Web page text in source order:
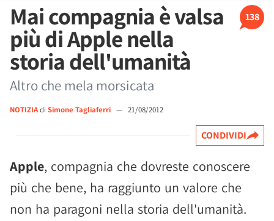
138
Mai compagnia è valsa
più di Apple nella
storia dell'umanità
Altro che mela morsicata
NOTIZIAdi Simone Tagliaferri — 21/08/2012
CONDIVIDI
Apple, compagnia che dovreste conoscere
più che bene, ha raggiunto un valore che
non ha paragoni nella storia dell'umanità.